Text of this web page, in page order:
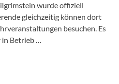
wurde offiziell
gleichzeitig können dort
besuchen. Es
in Betrieb …